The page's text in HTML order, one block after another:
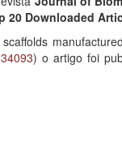
20 Downloaded
) o artigo foi